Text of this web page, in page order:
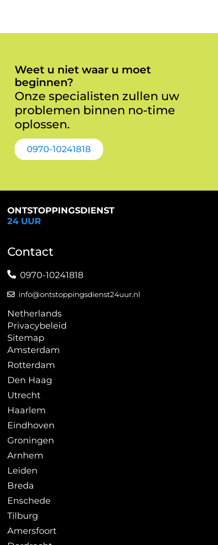
Weet u niet waar u moet
beginnen?
Onze specialisten zullen uw
problemen binnen no-time
oplossen.
0970-10241818
ONTSTOPPINGSDIENST
24 UUR
Contact
0970-10241818
info@ontstoppingsdienst24uur.nl
Netherlands
Privacybeleid
Sitemap
Amsterdam
Rotterdam
Den Haag
Utrecht
Haarlem
Eindhoven
Groningen
Arnhem
Leiden
Breda
Enschede
Tilburg
Amersfoort